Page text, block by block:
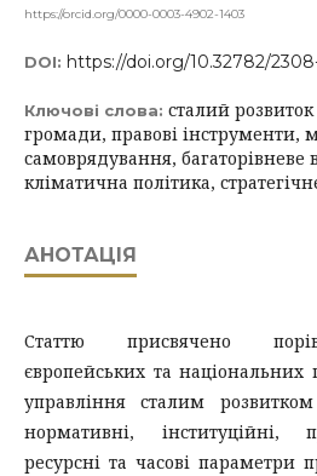
https://orcid.org/0000-0003-4902-1403
DOI: https://doi.org/10.32782/
Ключові слова: сталий
громади, правові інструменти,
самоврядування, багаторівневе
кліматична політика,
АНОТАЦІЯ
Статтю присвячено
європейських та національних
управління сталим
нормативні, інституційні,
ресурсні та часові параметри